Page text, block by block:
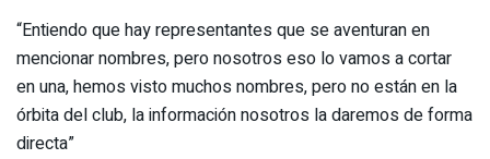
“Entiendo que hay representantes que se aventuran en
mencionar nombres, pero nosotros eso lo vamos a cortar
en una, hemos visto muchos nombres, pero no están en la
órbita del club, la información nosotros la daremos de forma
directa”